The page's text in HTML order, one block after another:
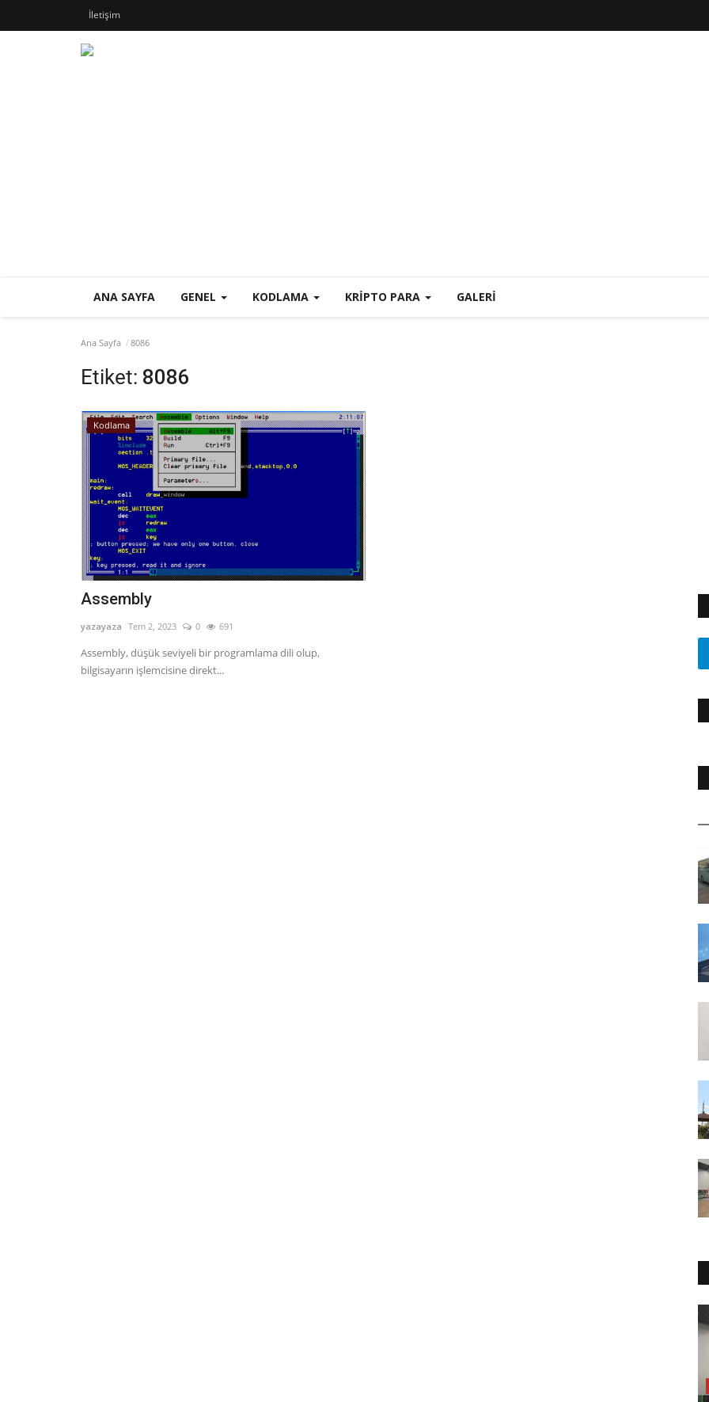
İletişim
ANA SAYFA GENEL KODLAMA KRIPTO PARA GALERI
Ana Sayfa 8086
Etiket: 8086
Kodlama
Assembly
yazayaza Tem 2, 2023 0 691
Assembly, düşük seviyeli bir programlama dili olup,
bilgisayarın işlemcisine direkt...